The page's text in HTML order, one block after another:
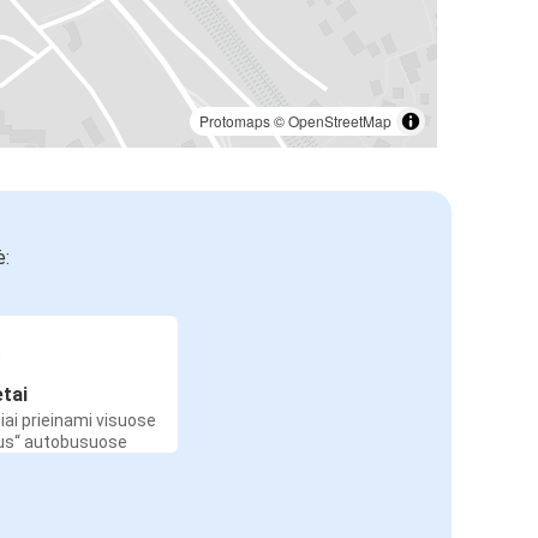
Protomaps©OpenStreetMap
prieinami visuose
autobusuose